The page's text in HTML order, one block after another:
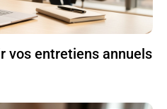
vos entretiens annuels